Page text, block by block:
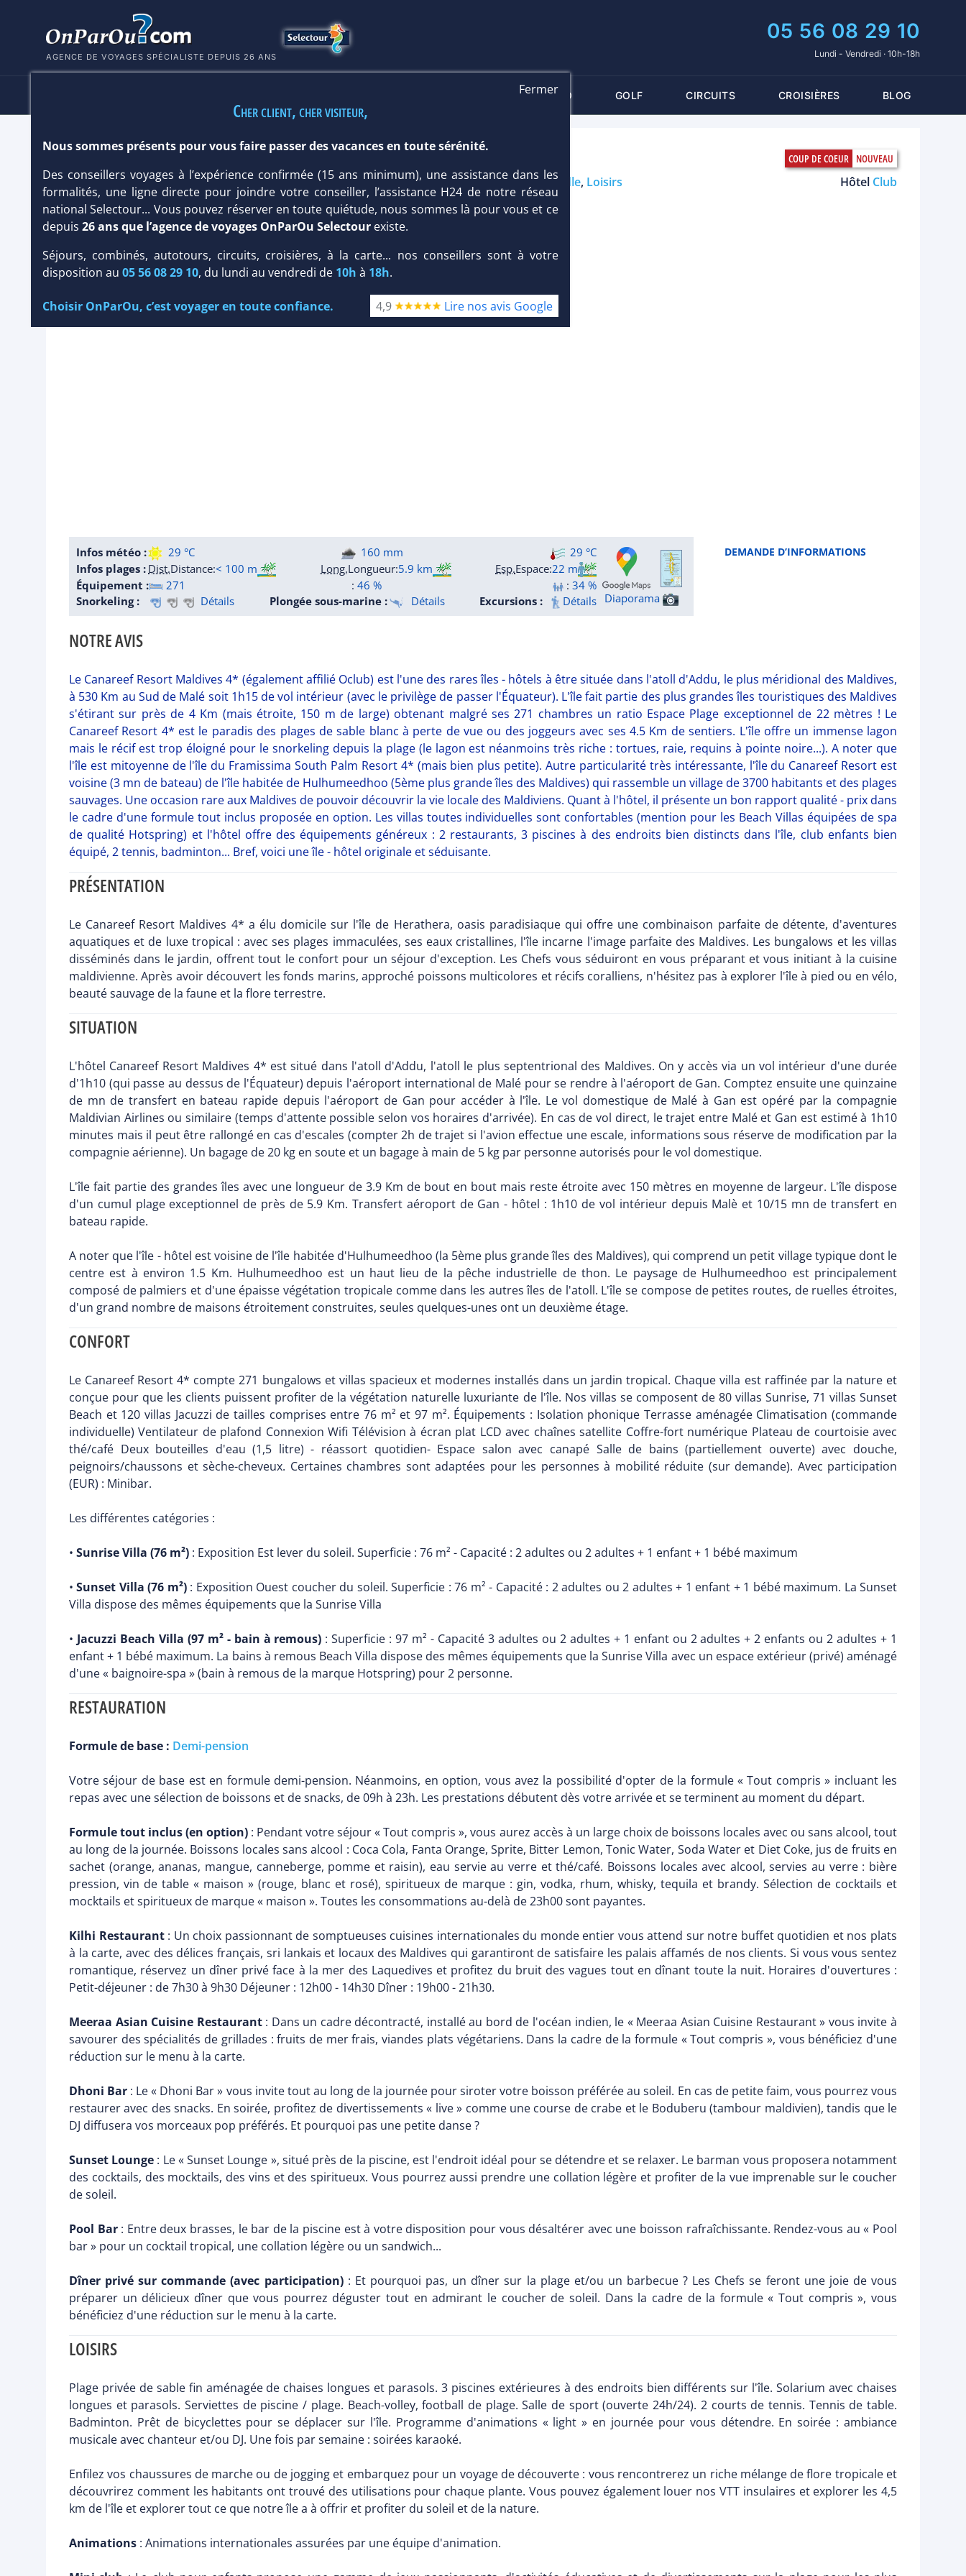
AGENCE DE VOYAGES SPÉCIALISTE DEPUIS 26 ANS
05 56 08 29 10
Lundi - Vendredi · 10h-18h
THALASSO GOLF CIRCUITS CROISIÈRES BLOG
HÔTEL CANAREEF RESORT MALDIVES 4*
Maldives/ Atoll d'Addu Île : Taillegrande/ Type Famille, Loisirs Hôtel Club
DEMANDE D’INFORMATIONS
Infos météo : 29 °C 160 mm
29 °C
Infos plages : Dist.Distance:< 100 m Long.Longueur:5.9 km Esp.Espace:22 m
Équipement :
271 : 46 % :34 %
Snorkeling :
Détails Plongée sous-marine : Détails Excursions : Détails Diaporama
NOTRE AVIS
Le Canareef Resort Maldives 4* (également affilié Oclub) est l'une des rares îles - hôtels à être située dans l'atoll d'Addu, le plus méridional des Maldives,
à 530 Km au Sud de Malé soit 1h15 de vol intérieur (avec le privilège de passer l'Équateur). L'île fait partie des plus grandes îles touristiques des Maldives
s'étirant sur près de 4 Km (mais étroite, 150 m de large) obtenant malgré ses 271 chambres un ratio Espace Plage exceptionnel de 22 mètres ! Le
Canareef Resort 4* est le paradis des plages de sable blanc à perte de vue ou des joggeurs avec ses 4.5 Km de sentiers. L'île offre un immense lagon
mais le récif est trop éloigné pour le snorkeling depuis la plage (le lagon est néanmoins très riche : tortues, raie, requins à pointe noire...). A noter que
l'île est mitoyenne de l'île du Framissima South Palm Resort 4* (mais bien plus petite). Autre particularité très intéressante, l'île du Canareef Resort est
voisine (3 mn de bateau) de l'île habitée de Hulhumeedhoo (5ème plus grande îles des Maldives) qui rassemble un village de 3700 habitants et des plages
sauvages. Une occasion rare aux Maldives de pouvoir découvrir la vie locale des Maldiviens. Quant à l'hôtel, il présente un bon rapport qualité - prix dans
le cadre d'une formule tout inclus proposée en option. Les villas toutes individuelles sont confortables (mention pour les Beach Villas équipées de spa
de qualité Hotspring) et l'hôtel offre des équipements généreux : 2 restaurants, 3 piscines à des endroits bien distincts dans l'île, club enfants bien
équipé, 2 tennis, badminton... Bref, voici une île - hôtel originale et séduisante.
PRÉSENTATION
Le Canareef Resort Maldives 4* a élu domicile sur l'île de Herathera, oasis paradisiaque qui offre une combinaison parfaite de détente, d'aventures
aquatiques et de luxe tropical : avec ses plages immaculées, ses eaux cristallines, l'île incarne l'image parfaite des Maldives. Les bungalows et les villas
disséminés dans le jardin, offrent tout le confort pour un séjour d'exception. Les Chefs vous séduiront en vous préparant et vous initiant à la cuisine
maldivienne. Après avoir découvert les fonds marins, approché poissons multicolores et récifs coralliens, n'hésitez pas à explorer l'île à pied ou en vélo,
beauté sauvage de la faune et la flore terrestre.
SITUATION
L'hôtel Canareef Resort Maldives 4* est situé dans l'atoll d'Addu, l'atoll le plus septentrional des Maldives. On y accès via un vol intérieur d'une durée
d'1h10 (qui passe au dessus de l'Équateur) depuis l'aéroport international de Malé pour se rendre à l'aéroport de Gan. Comptez ensuite une quinzaine
de mn de transfert en bateau rapide depuis l'aéroport de Gan pour accéder à l'île. Le vol domestique de Malé à Gan est opéré par la compagnie
Maldivian Airlines ou similaire (temps d'attente possible selon vos horaires d'arrivée). En cas de vol direct, le trajet entre Malé et Gan est estimé à 1h10
minutes mais il peut être rallongé en cas d'escales (compter 2h de trajet si l'avion effectue une escale, informations sous réserve de modification par la
compagnie aérienne). Un bagage de 20 kg en soute et un bagage à main de 5 kg par personne autorisés pour le vol domestique.
L'île fait partie des grandes îles avec une longueur de 3.9 Km de bout en bout mais reste étroite avec 150 mètres en moyenne de largeur. L'île dispose
d'un cumul plage exceptionnel de près de 5.9 Km. Transfert aéroport de Gan - hôtel : 1h10 de vol intérieur depuis Malè et 10/15 mn de transfert en
bateau rapide.
A noter que l'île - hôtel est voisine de l'île habitée d'Hulhumeedhoo (la 5ème plus grande îles des Maldives), qui comprend un petit village typique dont le
centre est à environ 1.5 Km. Hulhumeedhoo est un haut lieu de la pêche industrielle de thon. Le paysage de Hulhumeedhoo est principalement
composé de palmiers et d'une épaisse végétation tropicale comme dans les autres îles de l'atoll. L'île se compose de petites routes, de ruelles étroites,
d'un grand nombre de maisons étroitement construites, seules quelques-unes ont un deuxième étage.
CONFORT
Le Canareef Resort 4* compte 271 bungalows et villas spacieux et modernes installés dans un jardin tropical. Chaque villa est raffinée par la nature et
conçue pour que les clients puissent profiter de la végétation naturelle luxuriante de l'île. Nos villas se composent de 80 villas Sunrise, 71 villas Sunset
Beach et 120 villas Jacuzzi de tailles comprises entre 76 m² et 97 m². Équipements : Isolation phonique Terrasse aménagée Climatisation (commande
individuelle) Ventilateur de plafond Connexion Wifi Télévision à écran plat LCD avec chaînes satellite Coffre-fort numérique Plateau de courtoisie avec
thé/café Deux bouteilles d'eau (1,5 litre) - réassort quotidien- Espace salon avec canapé Salle de bains (partiellement ouverte) avec douche,
peignoirs/chaussons et sèche-cheveux. Certaines chambres sont adaptées pour les personnes à mobilité réduite (sur demande). Avec participation
(EUR) : Minibar.
Les différentes catégories :
• Sunrise Villa (76 m²) : Exposition Est lever du soleil. Superficie : 76 m² - Capacité : 2 adultes ou 2 adultes + 1 enfant + 1 bébé maximum
•Sunset Villa (76 m²): Exposition Ouest coucher du soleil. Superficie : 76 m² - Capacité : 2 adultes ou 2 adultes + 1 enfant + 1 bébé maximum. La Sunset
Villa dispose des mêmes équipements que la Sunrise Villa
• Jacuzzi Beach Villa (97 m² - bain à remous) : Superficie : 97 m² - Capacité 3 adultes ou 2 adultes + 1 enfant ou 2 adultes + 2 enfants ou 2 adultes + 1
enfant + 1 bébé maximum. La bains à remous Beach Villa dispose des mêmes équipements que la Sunrise Villa avec un espace extérieur (privé) aménagé
d'une « baignoire-spa » (bain à remous de la marque Hotspring) pour 2 personne.
RESTAURATION
Formule de base : Demi-pension
Votre séjour de base est en formule demi-pension. Néanmoins, en option, vous avez la possibilité d'opter de la formule « Tout compris » incluant les
repas avec une sélection de boissons et de snacks, de 09h à 23h. Les prestations débutent dès votre arrivée et se terminent au moment du départ.
Formule tout inclus (en option) : Pendant votre séjour « Tout compris », vous aurez accès à un large choix de boissons locales avec ou sans alcool, tout
au long de la journée. Boissons locales sans alcool : Coca Cola, Fanta Orange, Sprite, Bitter Lemon, Tonic Water, Soda Water et Diet Coke, jus de fruits en
sachet (orange, ananas, mangue, canneberge, pomme et raisin), eau servie au verre et thé/café. Boissons locales avec alcool, servies au verre : bière
pression, vin de table « maison » (rouge, blanc et rosé), spiritueux de marque : gin, vodka, rhum, whisky, tequila et brandy. Sélection de cocktails et
mocktails et spiritueux de marque « maison ». Toutes les consommations au-delà de 23h00 sont payantes.
Kilhi Restaurant: Un choix passionnant de somptueuses cuisines internationales du monde entier vous attend sur notre buffet quotidien et nos plats
à la carte, avec des délices français, sri lankais et locaux des Maldives qui garantiront de satisfaire les palais affamés de nos clients. Si vous vous sentez
romantique, réservez un dîner privé face à la mer des Laquedives et profitez du bruit des vagues tout en dînant toute la nuit. Horaires d'ouvertures :
Petit-déjeuner : de 7h30 à 9h30 Déjeuner : 12h00 - 14h30 Dîner : 19h00 - 21h30.
Meeraa Asian Cuisine Restaurant: Dans un cadre décontracté, installé au bord de l'océan indien, le « Meeraa Asian Cuisine Restaurant » vous invite à
savourer des spécialités de grillades : fruits de mer frais, viandes plats végétariens. Dans la cadre de la formule « Tout compris », vous bénéficiez d'une
réduction sur le menu à la carte.
Dhoni Bar : Le « Dhoni Bar » vous invite tout au long de la journée pour siroter votre boisson préférée au soleil. En cas de petite faim, vous pourrez vous
restaurer avec des snacks. En soirée, profitez de divertissements « live » comme une course de crabe et le Boduberu (tambour maldivien), tandis que le
DJ diffusera vos morceaux pop préférés. Et pourquoi pas une petite danse ?
Sunset Lounge : Le « Sunset Lounge », situé près de la piscine, est l'endroit idéal pour se détendre et se relaxer. Le barman vous proposera notamment
des cocktails, des mocktails, des vins et des spiritueux. Vous pourrez aussi prendre une collation légère et profiter de la vue imprenable sur le coucher
de soleil.
Pool Bar: Entre deux brasses, le bar de la piscine est à votre disposition pour vous désaltérer avec une boisson rafraîchissante. Rendez-vous au « Pool
bar » pour un cocktail tropical, une collation légère ou un sandwich...
Dîner privé sur commande (avec participation): Et pourquoi pas, un dîner sur la plage et/ou un barbecue ? Les Chefs se feront une joie de vous
préparer un délicieux dîner que vous pourrez déguster tout en admirant le coucher de soleil. Dans la cadre de la formule « Tout compris », vous
bénéficiez d'une réduction sur le menu à la carte.
LOISIRS
Plage privée de sable fin aménagée de chaises longues et parasols. 3 piscines extérieures à des endroits bien différents sur l'île. Solarium avec chaises
longues et parasols. Serviettes de piscine / plage. Beach-volley, football de plage. Salle de sport (ouverte 24h/24). 2 courts de tennis. Tennis de table.
Badminton. Prêt de bicyclettes pour se déplacer sur l'île. Programme d'animations « light » en journée pour vous détendre. En soirée : ambiance
musicale avec chanteur et/ou DJ. Une fois par semaine : soirées karaoké.
Enfilez vos chaussures de marche ou de jogging et embarquez pour un voyage de découverte : vous rencontrerez un riche mélange de flore tropicale et
découvrirez comment les habitants ont trouvé des utilisations pour chaque plante. Vous pouvez également louer nos VTT insulaires et explorer les 4,5
km de l'île et explorer tout ce que notre île a à offrir et profiter du soleil et de la nature.
Animations : Animations internationales assurées par une équipe d'animation.
Fermer
Cher client, cher visiteur,
Nous sommes présents pour vous faire passer des vacances en toute sérénité.
Des conseillers voyages à l’expérience confirmée (15 ans minimum), une assistance dans les
formalités, une ligne directe pour joindre votre conseiller, l’assistance H24 de notre réseau
national Selectour... Vous pouvez réserver en toute quiétude, nous sommes là pour vous et ce
depuis 26 ans que l’agence de voyages OnParOu Selectourexiste.
Séjours, combinés, autotours, circuits, croisières, à la carte... nos conseillers sont à votre
disposition au 05 56 08 29 10, du lundi au vendredi de 10h à 18h.
Choisir OnParOu, c’est voyager en toute confiance. 4,9 Lire nos avis Google